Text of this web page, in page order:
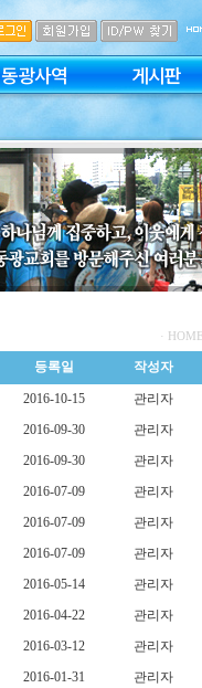
동광사역 게시판
· HOME
등록일 작성자
2016-10-15 관리자
2016-09-30 관리자
2016-09-30 관리자
2016-07-09 관리자
2016-07-09 관리자
2016-07-09 관리자
2016-05-14 관리자
2016-04-22 관리자
2016-03-12 관리자
2016-01-31 관리자